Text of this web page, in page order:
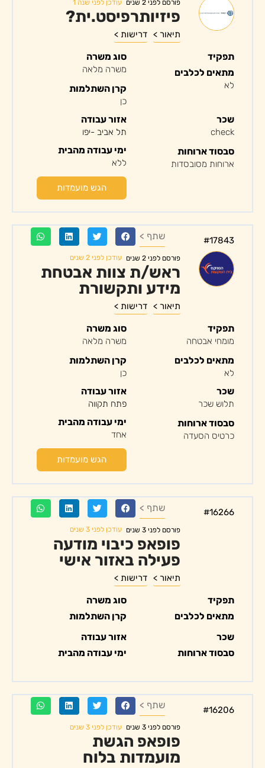
פורסם לפני 2 שנים עודכן לפני שנה 1
פיזיותרפיסט.ית?
תיאור > דרישות >
תפקיד
מתאים לכלבים
לא
סוג משרה
משרה מלאה
קרן השתלמות
כן
שכר
check
סבסוד ארוחות
ארוחות מסובסדות
אזור עבודה
תל אביב -יפו
ימי עבודה מהבית
ללא
הגש מועמדות
#17843 שתף >
פורסם לפני 2 שנים עודכן לפני 2 שנים
ראש/ת צוות אבטחת
מידע ותקשורת
תיאור > דרישות >
תפקיד
מומחי אבטחה
מתאים לכלבים
לא
סוג משרה
משרה מלאה
קרן השתלמות
כן
שכר
תלוש שכר
סבסוד ארוחות
כרטיס הסעדה
אזור עבודה
פתח תקווה
ימי עבודה מהבית
אחד
הגש מועמדות
#16266 שתף >
פורסם לפני 3 שנים עודכן לפני 3 שנים
פופאפ כיבוי מודעה
פעילה באזור אישי
תיאור > דרישות >
תפקיד
מתאים לכלבים
סוג משרה
קרן השתלמות
שכר
סבסוד ארוחות
אזור עבודה
ימי עבודה מהבית
#16206 שתף >
פורסם לפני 3 שנים עודכן לפני 3 שנים
פופאפ הגשת
מועמדות בלוח